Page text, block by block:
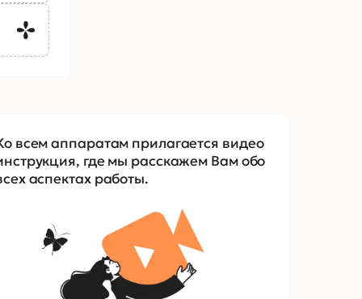
всем аппаратам прилагается видео
где мы расскажем Вам обо
аспектах работы.